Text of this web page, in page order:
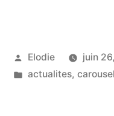
Publié
par
Elodie
juin
Publié
actualites, carousel